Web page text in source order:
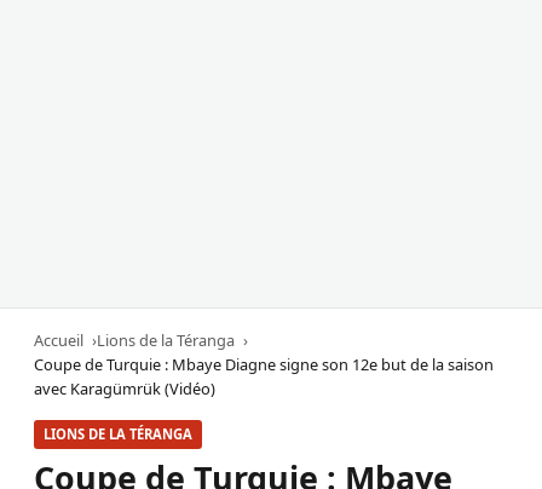
Accueil
Lions de la Téranga
Coupe de Turquie : Mbaye Diagne signe son 12e but de la saison
avec Karagümrük (Vidéo)
LIONS DE LA TÉRANGA
Coupe de Turquie : Mbaye